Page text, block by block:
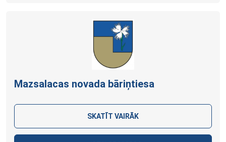
Mazsalacas novada bāriņtiesa
SKATĪT VAIRĀK